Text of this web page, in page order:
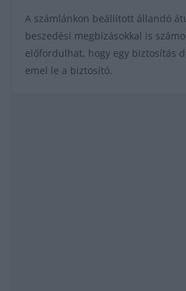
A számlánkon beállított állandó
beszedési megbízásokkal is
előfordulhat, hogy egy biztosítás
emel le a biztosító.